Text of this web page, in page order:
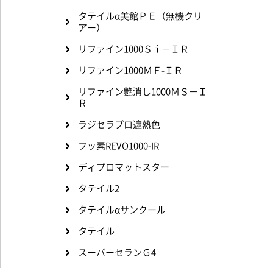
タテイルα美館ＰＥ（無機クリ
アー）
リファイン1000Ｓｉ－ＩＲ
リファイン1000ＭＦ-ＩＲ
リファイン艶消し1000ＭＳ－Ｉ
Ｒ
ラジセラプロ遮熱色
フッ素REVO1000-IR
ディプロマットスター
タテイル2
タテイルαサンクール
タテイル
スーパーセランＧ4